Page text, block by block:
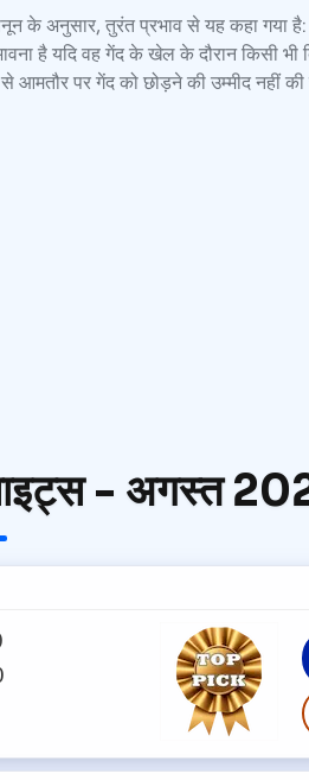
के अनुसार, तुरंत प्रभाव से यह कहा गया
है यदि वह गेंद के खेल के दौरान किसी
आमतौर पर गेंद को छोड़ने की उम्मीद नहीं
- अगस्त